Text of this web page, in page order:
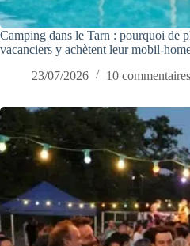
Camping dans le Tarn : pourquoi de
vacanciers y achètent leur mobil-
23/07/2026
10 commentaires